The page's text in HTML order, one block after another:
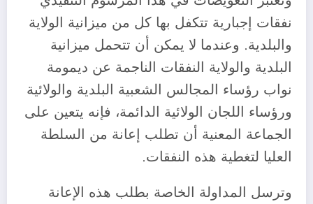
نفقات إجبارية تتكفل بها كل من ميزانية الولاية
والبلدية. وعندما لا يمكن أن تتحمل ميزانية
البلدية والولاية النفقات الناجمة عن ديمومة
نواب رؤساء المجالس الشعبية البلدية والولائية
ورؤساء اللجان الولائية الدائمة، فإنه يتعين على
الجماعة المعنية أن تطلب إعانة من السلطة
العليا لتغطية هذه النفقات.
وترسل المداولة الخاصة بطلب هذه الإعانة